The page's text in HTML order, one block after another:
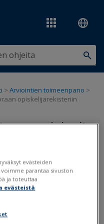
>Arviointien toimeenpano >
opiskelijarekisteriin
- arvioinnit
Päivitetty viimeksi: 16.11.2023
ja arvioinnit
evästeiden
parantaa sivuston
ja toteuttaa
evästeistä